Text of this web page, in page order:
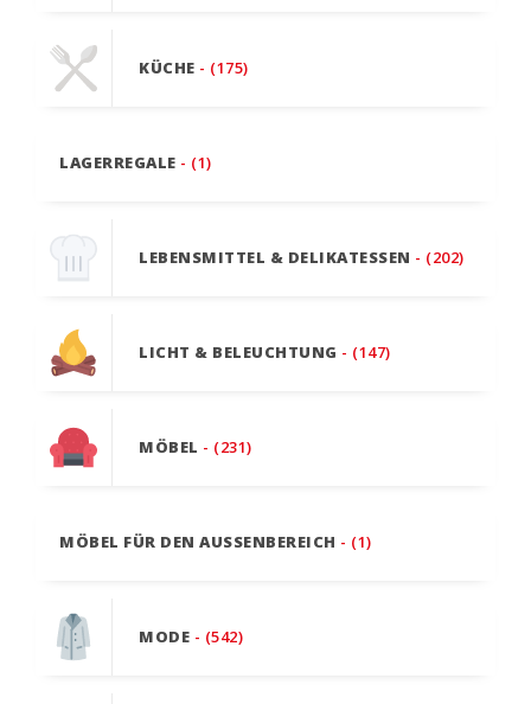
KÜCHE - (175)
LAGERREGALE - (1)
LEBENSMITTEL & DELIKATESSEN - (202)
LICHT & BELEUCHTUNG - (147)
MÖBEL - (231)
MÖBEL FÜR DEN AUSSENBEREICH - (1)
MODE - (542)